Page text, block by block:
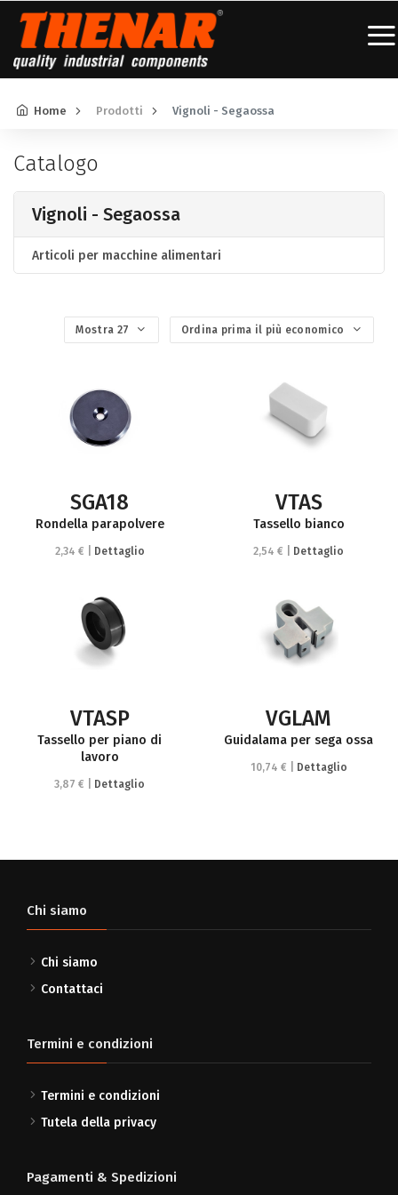
Home Prodotti Vignoli - Segaossa
Catalogo
Vignoli - Segaossa
Articoli per macchine alimentari
Mostra 27 Ordina prima il più economico
SGA18
Rondella parapolvere
2,34 € | Dettaglio
VTAS
Tassello bianco
2,54 € | Dettaglio
VTASP
Tassello per piano di
lavoro
3,87 € | Dettaglio
VGLAM
Guidalama per sega ossa
10,74 € | Dettaglio
Chi siamo
Chi siamo
Contattaci
Termini e condizioni
Termini e condizioni
Tutela della privacy
Pagamenti & Spedizioni